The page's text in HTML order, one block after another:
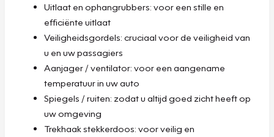
Uitlaat en ophangrubbers: voor een stille en
efficiënte uitlaat
Veiligheidsgordels: cruciaal voor de veiligheid van
u en uw passagiers
Aanjager / ventilator: voor een aangename
temperatuur in uw auto
Spiegels / ruiten: zodat u altijd goed zicht heeft op
uw omgeving
Trekhaak stekkerdoos: voor veilig en